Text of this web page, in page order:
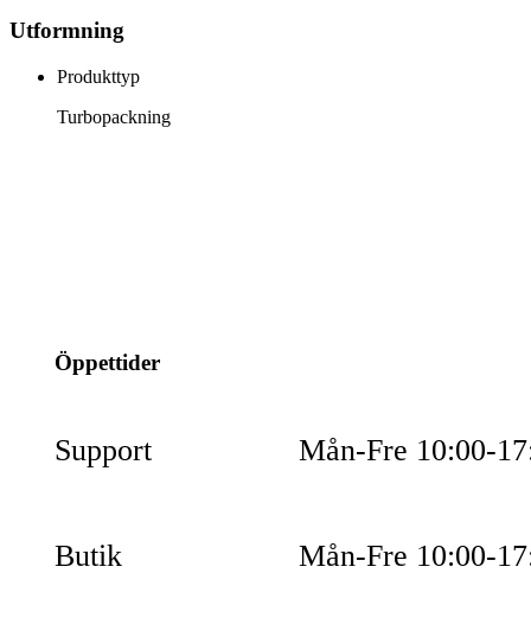
Utformning
Produkttyp
Turbopackning
Öppettider
Support Mån-Fre 10:00-
Butik Mån-Fre 10:00-